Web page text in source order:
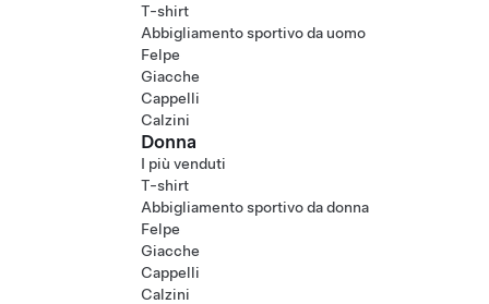
T-shirt
Abbigliamento sportivo da uomo
Felpe
Giacche
Cappelli
Calzini
Donna
I più venduti
T-shirt
Abbigliamento sportivo da donna
Felpe
Giacche
Cappelli
Calzini